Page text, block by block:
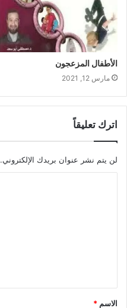
الأطفال المزعجون
مارس 12, 2021
اترك تعليقاً
لن يتم نشر عنوان بريدك الإلكتروني.
الاسم *